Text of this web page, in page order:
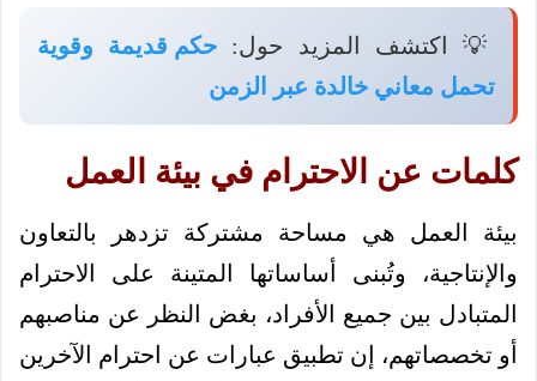
💡 اكتشف المزيد حول: حكم قديمة وقوية
تحمل معاني خالدة عبر الزمن
كلمات عن الاحترام في بيئة العمل
بيئة العمل هي مساحة مشتركة تزدهر بالتعاون
والإنتاجية، وتُبنى أساساتها المتينة على الاحترام
المتبادل بين جميع الأفراد، بغض النظر عن مناصبهم
أو تخصصاتهم، إن تطبيق عبارات عن احترام الآخرين